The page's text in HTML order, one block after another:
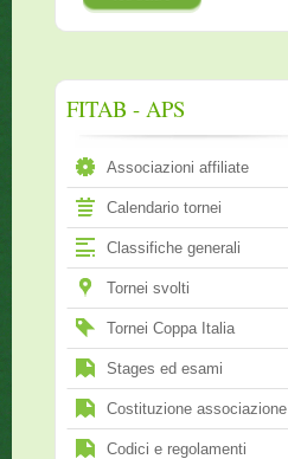
FITAB - APS
Associazioni affiliate
Calendario tornei
Classifiche generali
Tornei svolti
Tornei Coppa Italia
Stages ed esami
Costituzione associazione
Codici e regolamenti